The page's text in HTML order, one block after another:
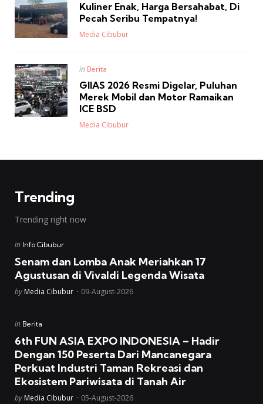
Kuliner Enak, Harga Bersahabat, Di
Pecah Seribu Tempatnya!
Posted
Media Cibubur
Posted
in Berita
GIIAS 2026 Resmi Digelar, Puluhan
Merek Mobil dan Motor Ramaikan
ICE BSD
Posted
Media Cibubur
Trending
Trending right now
Posted
in Info Cibubur
Senam dan Lomba Anak Meriahkan 17
Agustusan di Vivaldi Legenda Wisata
Posted
by Media Cibubur 09-August-2026
Posted
in Berita
6th FUN ASIA EXPO INDONESIA – Hadir
Dengan 150 Peserta Dari Mancanegara
Perkuat Industri Taman Rekreasi dan
Ekosistem Pariwisata di Tanah Air
Posted
by Media Cibubur 05-August-2026